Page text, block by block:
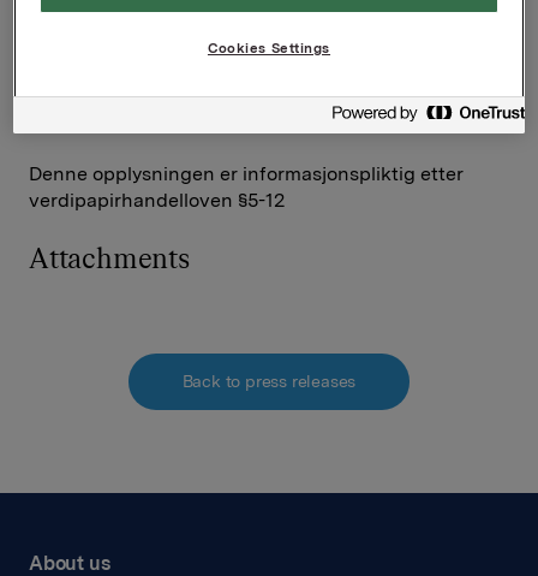
Denne opplysningen er informasjonspliktig etter
verdipapirhandelloven §5-12
Attachments
Back to press releases
About us
Cookies Settings